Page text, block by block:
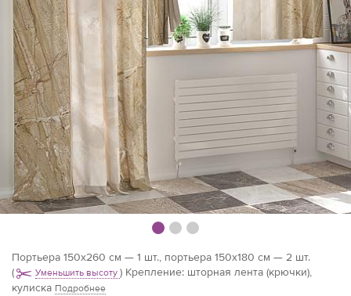
Портьера 150х260 см — 1 шт., портьера 150х180 см — 2 шт.
(
Уменьшить высоту ) Крепление: шторная лента (крючки),
кулиска Подробнее